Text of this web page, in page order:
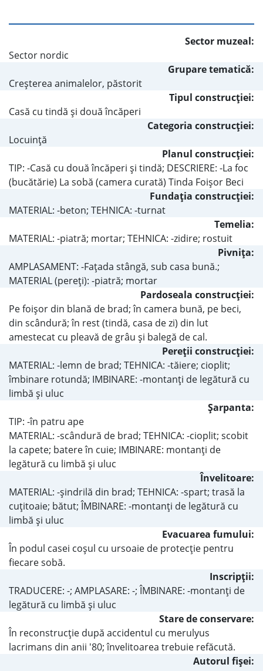
Sector muzeal:
Sector nordic
Grupare tematică:
Creşterea animalelor, păstorit
Tipul construcţiei:
Casă cu tindă şi două încăperi
Categoria construcţiei:
Locuinţă
Planul construcţiei:
TIP: -Casă cu două încăperi şi tindă; DESCRIERE: -La foc
(bucătărie) La sobă (camera curată) Tinda Foişor Beci
Fundaţia construcţiei:
MATERIAL: -beton; TEHNICA: -turnat
Temelia:
MATERIAL: -piatră; mortar; TEHNICA: -zidire; rostuit
Pivniţa:
AMPLASAMENT: -Faţada stângă, sub casa bună.;
MATERIAL (pereţi): -piatră; mortar
Pardoseala construcţiei:
Pe foişor din blană de brad; în camera bună, pe beci,
din scândură; în rest (tindă, casa de zi) din lut
amestecat cu pleavă de grâu şi balegă de cal.
Pereţii construcţiei:
MATERIAL: -lemn de brad; TEHNICA: -tăiere; cioplit;
îmbinare rotundă; IMBINARE: -montanţi de legătură cu
limbă şi uluc
Şarpanta:
TIP: -în patru ape
MATERIAL: -scândură de brad; TEHNICA: -cioplit; scobit
la capete; batere în cuie; IMBINARE: montanţi de
legătură cu limbă şi uluc
Învelitoare:
MATERIAL: -şindrilă din brad; TEHNICA: -spart; trasă la
cuţitoaie; bătut; ÎMBINARE: -montanţi de legătură cu
limbă şi uluc
Evacuarea fumului:
În podul casei coşul cu ursoaie de protecţie pentru
fiecare sobă.
Inscripţii:
TRADUCERE: -; AMPLASARE: -; ÎMBINARE: -montanţi de
legătură cu limbă şi uluc
Stare de conservare:
În reconstrucţie după accidentul cu merulyus
lacrimans din anii '80; învelitoarea trebuie refăcută.
Autorul fişei: